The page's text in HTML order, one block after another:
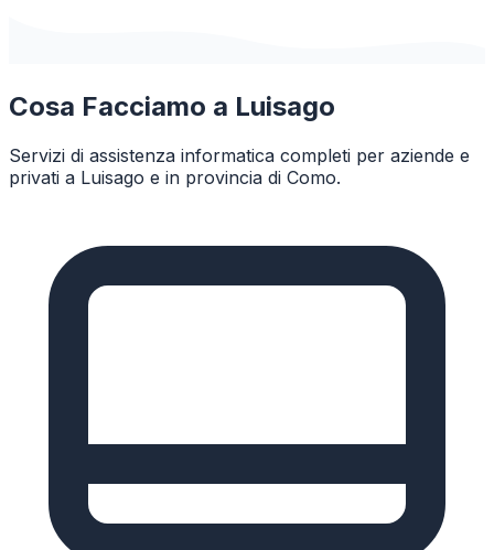
Cosa Facciamo a Luisago
Servizi di assistenza informatica completi per aziende e
privati a Luisago e in provincia di Como.